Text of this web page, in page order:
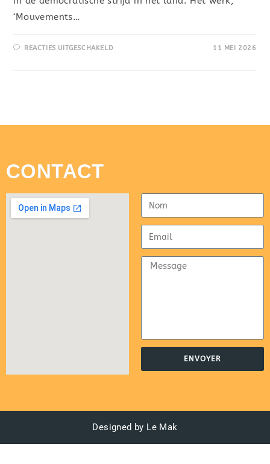
‘Mouvements…
REACTIES UITGESCHAKELD 11 MEI 2026
CONTACT
ENVOYER
Designed by Le Mak